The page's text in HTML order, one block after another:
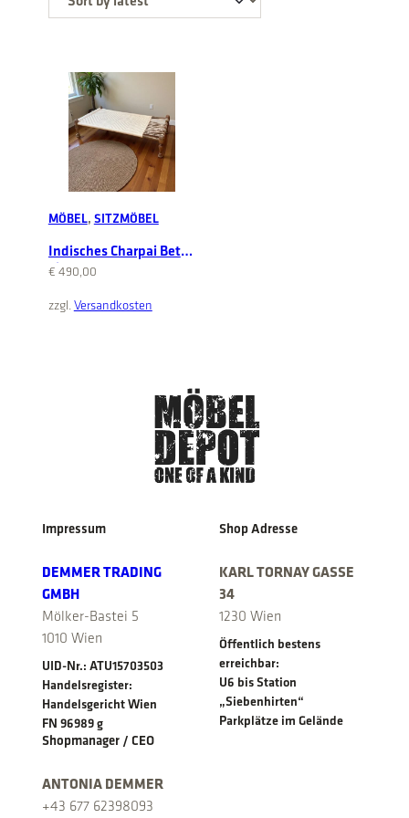
Add to cart
MÖBEL, SITZMÖBEL
Indisches Charpai Bett /
Liege
€ 490,00
zzgl. Versandkosten
Impressum
DEMMER TRADING
GMBH
Mölker-Bastei 5
1010 Wien
UID-Nr.: ATU15703503
Handelsregister:
Handelsgericht Wien
FN 96989 g
Shop Adresse
KARL TORNAY GASSE
34
1230 Wien
Öffentlich bestens
erreichbar:
U6 bis Station
„Siebenhirten“
Parkplätze im Gelände
Shopmanager / CEO
ANTONIA DEMMER
+43 677 62398093